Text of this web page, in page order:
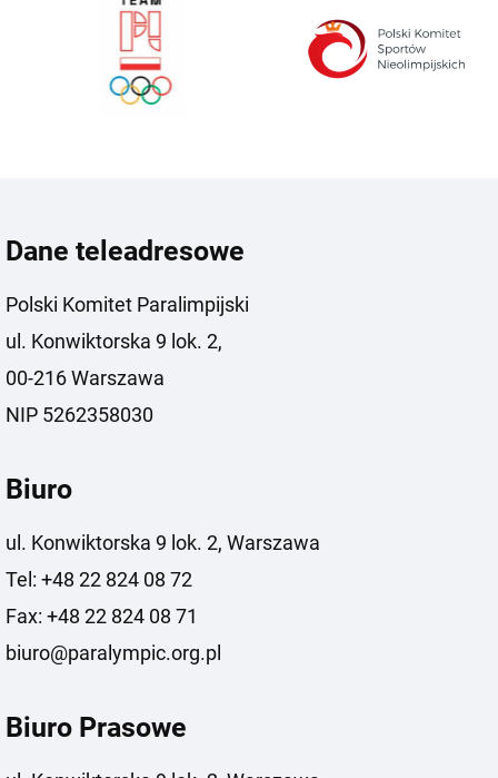
Dane teleadresowe
Polski Komitet Paralimpijski
ul. Konwiktorska 9 lok. 2,
00-216 Warszawa
NIP 5262358030
Biuro
ul. Konwiktorska 9 lok. 2, Warszawa
Tel: +48 22 824 08 72
Fax: +48 22 824 08 71
biuro@paralympic.org.pl
Biuro Prasowe